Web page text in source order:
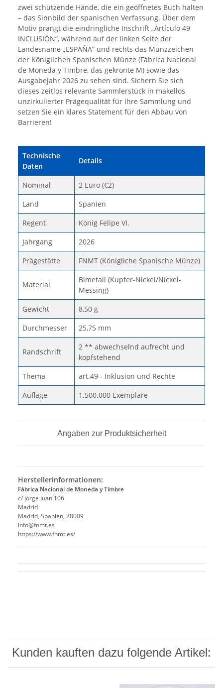
zwei schützende Hände, die ein geöffnetes Buch halten
– das Sinnbild der spanischen Verfassung. Über dem
Motiv prangt die eindringliche Inschrift „Artículo 49
INCLUSIÓN“, während auf der linken Seite der
Landesname „ESPAÑA“ und rechts das Münzzeichen
der Königlichen Spanischen Münze (Fábrica Nacional
de Moneda y Timbre, das gekrönte M) sowie das
Ausgabejahr 2026 zu sehen sind. Sichern Sie sich
dieses zeitlos relevante Sammlerstück in makellos
unzirkulierter Prägequalität für Ihre Sammlung und
setzen Sie ein klares Statement für den Abbau von
Barrieren!
Technische
Daten
Details
Nominal
2 Euro (€2)
Land
Spanien
Regent
König Felipe VI.
Jahrgang
2026
Prägestätte
FNMT (Königliche Spanische Münze)
Material
Bimetall (Kupfer-Nickel/Nickel-
Messing)
Gewicht
8,50 g
Durchmesser
25,75 mm
Randschrift
2 ** abwechselnd aufrecht und
kopfstehend
Thema
art.49 - Inklusion und Rechte
Auflage
1.500.000 Exemplare
Angaben zur Produktsicherheit
Herstellerinformationen:
Fábrica Nacional de Moneda y Timbre
c/ Jorge Juan 106
Madrid
Madrid, Spanien, 28009
info@fnmt.es
https://www.fnmt.es/
Kunden kauften dazu folgende Artikel: